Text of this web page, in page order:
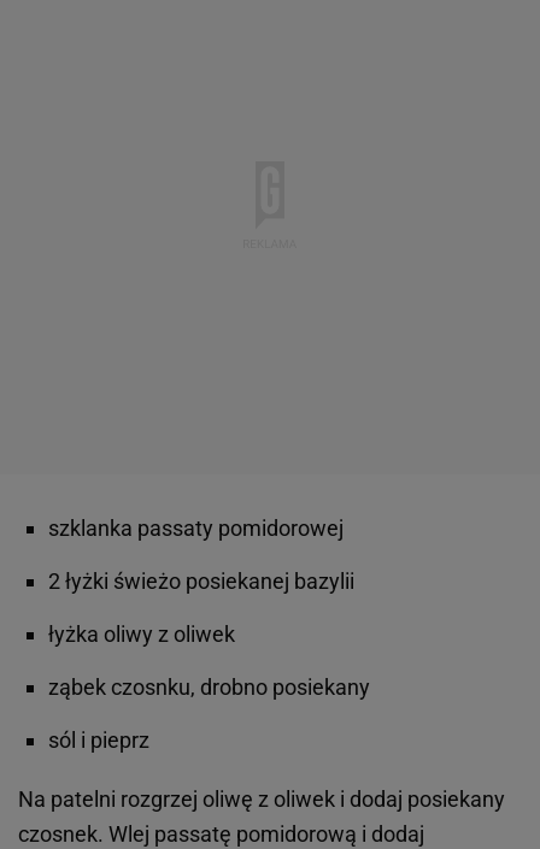
szklanka passaty pomidorowej
2 łyżki świeżo posiekanej bazylii
łyżka oliwy z oliwek
ząbek czosnku, drobno posiekany
sól i pieprz
Na patelni rozgrzej oliwę z oliwek i dodaj posiekany
czosnek. Wlej passatę pomidorową i dodaj